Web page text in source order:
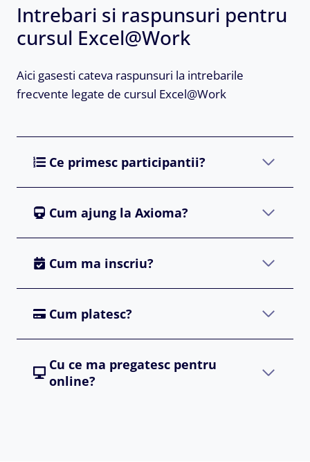
Intrebari si raspunsuri pentru
cursul Excel@Work
Aici gasesti cateva raspunsuri la intrebarile
frecvente legate de cursul Excel@Work
Ce primesc participantii?
Cum ajung la Axioma?
Cum ma inscriu?
Cum platesc?
Cu ce ma pregatesc pentru
online?